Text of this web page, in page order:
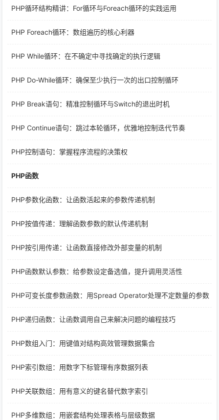
PHP循环结构精讲：For循环与Foreach循环的实践运用
PHP Foreach循环：数组遍历的核心利器
PHP While循环：在不确定中寻找确定的执行逻辑
PHP Do-While循环：确保至少执行一次的出口控制循环
PHP Break语句：精准控制循环与Switch的退出时机
PHP Continue语句：跳过本轮循环，优雅地控制迭代节奏
PHP控制语句：掌握程序流程的决策权
PHP函数
PHP参数化函数：让函数活起来的参数传递机制
PHP按值传递：理解函数参数的默认传递机制
PHP按引用传递：让函数直接修改外部变量的机制
PHP函数默认参数：给参数设定备选值，提升调用灵活性
PHP可变长度参数函数：用Spread Operator处理不定数量的参数
PHP递归函数：让函数调用自己来解决问题的编程技巧
PHP数组入门：用键值对结构高效管理数据集合
PHP索引数组：用数字下标管理有序数据列表
PHP关联数组：用有意义的键名替代数字索引
PHP多维数组：用嵌套结构处理表格与层级数据